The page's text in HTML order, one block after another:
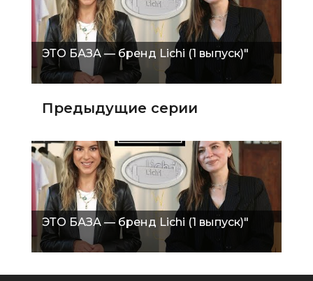
ЭТО БАЗА — бренд Lichi (1 выпуск)"
Предыдущие серии
ЭТО БАЗА — бренд Lichi (1 выпуск)"